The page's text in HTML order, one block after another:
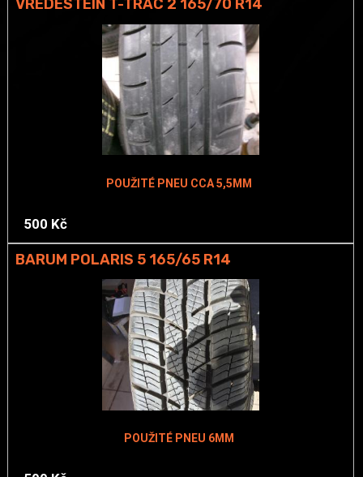
VREDESTEIN T-TRAC 2 165/70 R14
POUŽITÉ PNEU CCA 5,5MM
500 Kč
BARUM POLARIS 5 165/65 R14
POUŽITÉ PNEU 6MM